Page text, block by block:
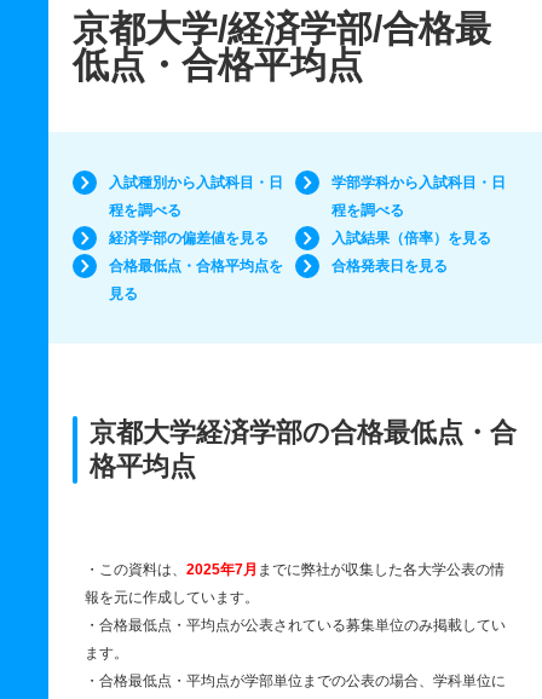
京都大学/経済学部/合格最
低点・合格平均点
入試種別から入試科目・日
程を調べる
学部学科から入試科目・日
程を調べる
経済学部の偏差値を見る
入試結果（倍率）を見る
合格最低点・合格平均点を
見る
合格発表日を見る
京都大学経済学部の合格最低点・合
格平均点
・この資料は、 2025年7月 までに弊社が収集した各大学公表の情
報を元に作成しています。
・合格最低点・平均点が公表されている募集単位のみ掲載してい
ます。
・合格最低点・平均点が学部単位までの公表の場合、学科単位に